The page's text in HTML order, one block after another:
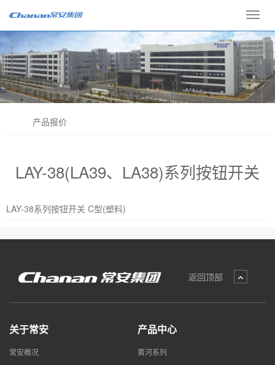
产品报价
LAY-38(LA39、LA38)系列按钮开关
LAY-38系列按钮开关 C型(塑料)
返回顶部
关于常安
常安概况
产品中心
黄河系列